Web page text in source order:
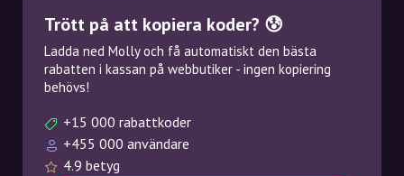
Trött på att kopiera koder? 😰
Ladda ned Molly och få automatiskt den bästa
rabatten i kassan på webbutiker - ingen kopiering
behövs!
+15 000 rabattkoder
+455 000 användare
4.9 betyg